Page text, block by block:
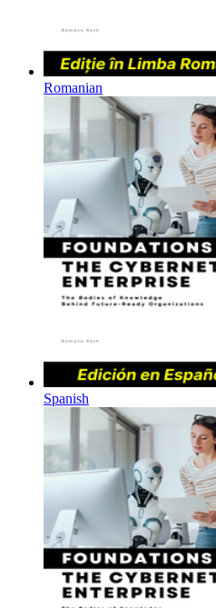
Romanian
Spanish